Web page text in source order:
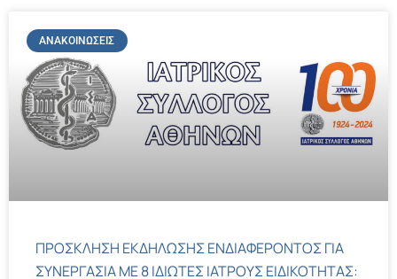
ΑΝΑΚΟΙΝΏΣΕΙΣ
ΠΡΟΣΚΛΗΣΗ ΕΚΔΗΛΩΣΗΣ ΕΝΔΙΑΦΕΡΟΝΤΟΣ ΓΙΑ
ΣΥΝΕΡΓΑΣΙΑ ΜΕ 8 ΙΔΙΩΤΕΣ ΙΑΤΡΟΥΣ ΕΙΔΙΚΟΤΗΤΑΣ: